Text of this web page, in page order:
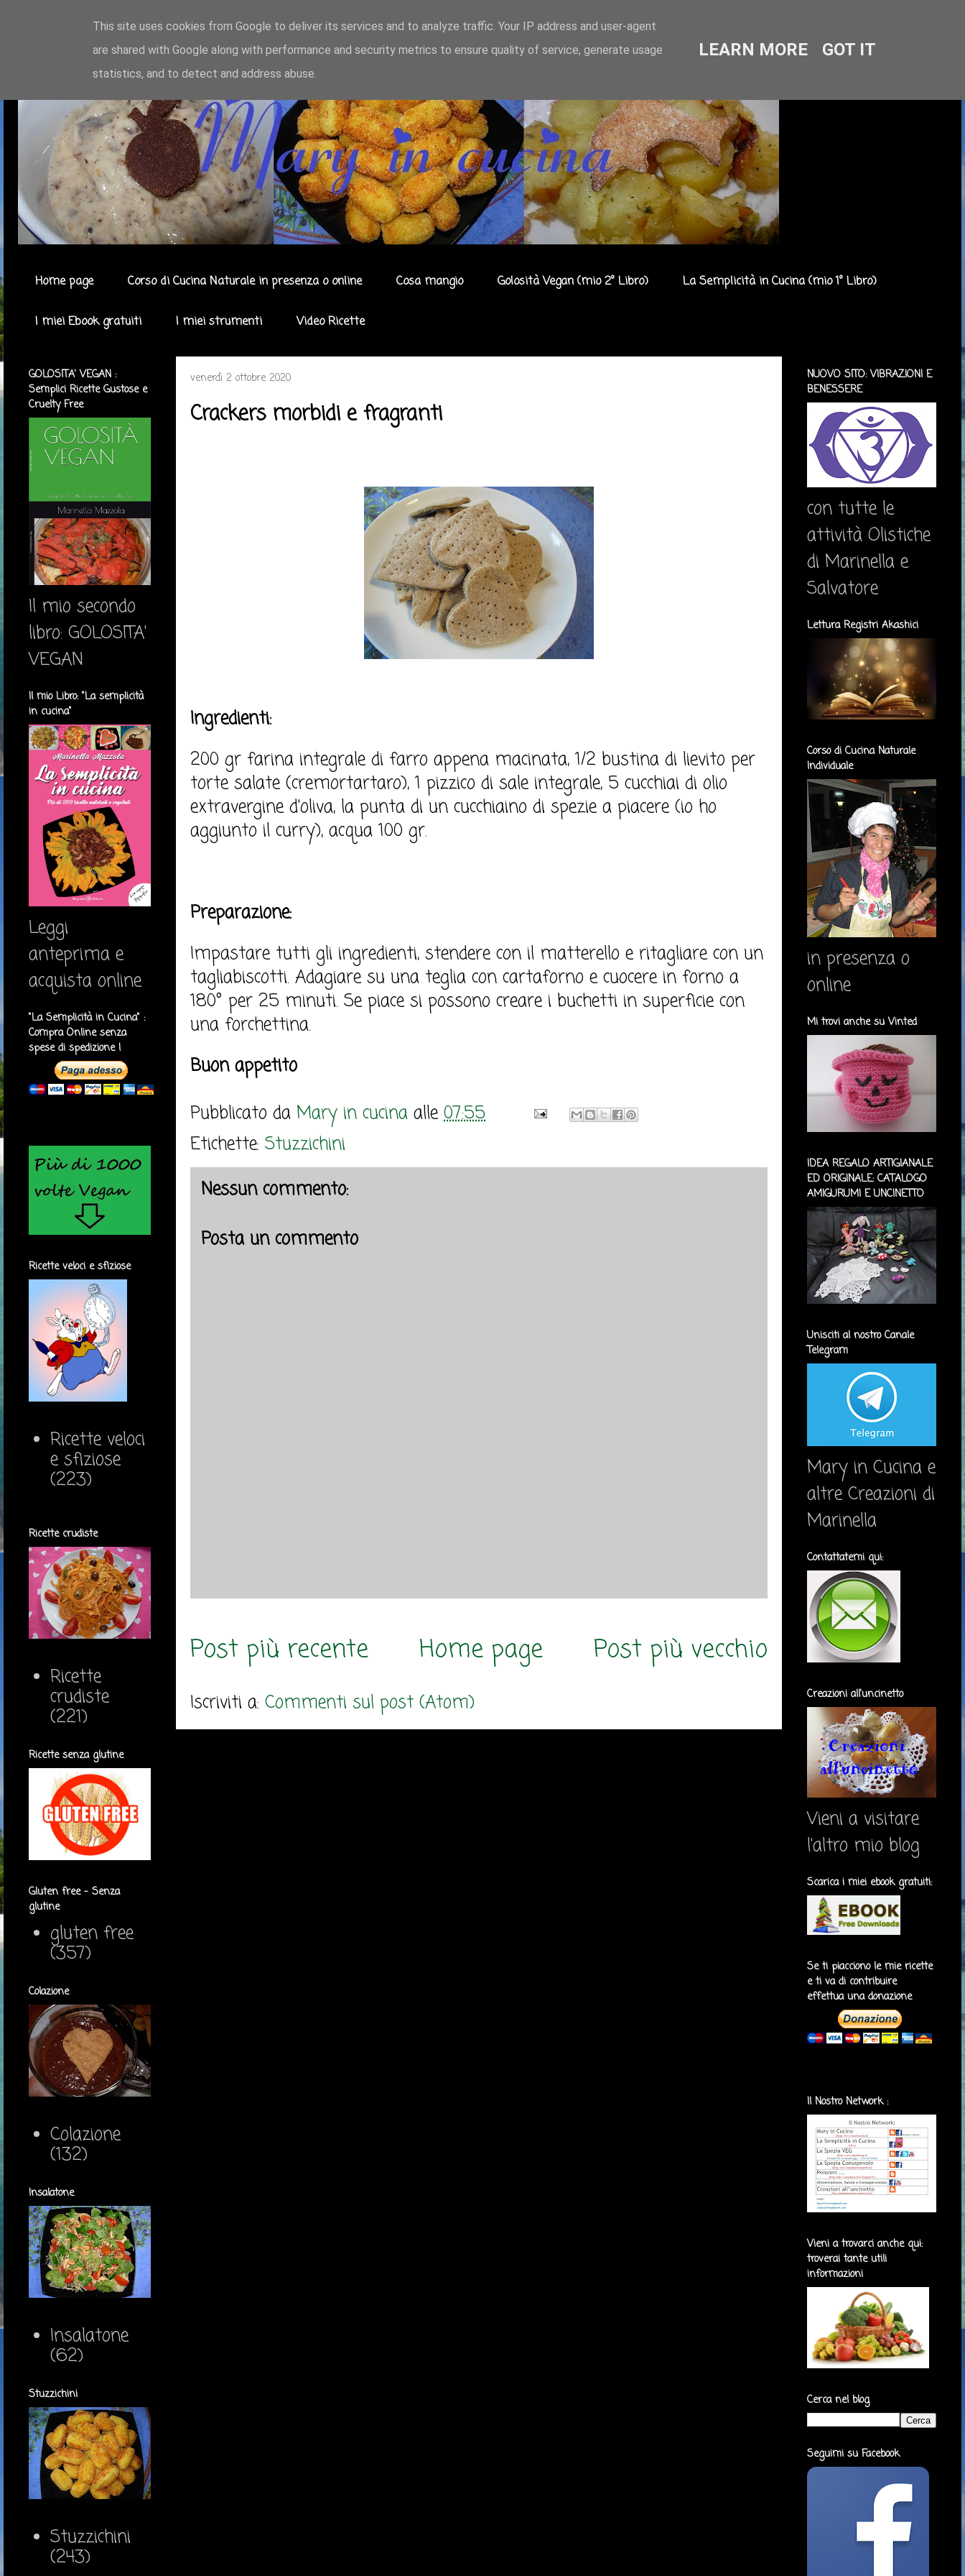
Home page Corso di Cucina Naturale in presenza o online Cosa mangio Golosità Vegan (mio 2° Libro) La Semplicità in Cucina (mio 1° Libro)
I miei Ebook gratuiti I miei strumenti Video Ricette
venerdì 2 ottobre 2020
Crackers morbidi e fragranti
Ingredienti:
200 gr farina integrale di farro appena macinata, 1/2 bustina di lievito per
torte salate (cremortartaro), 1 pizzico di sale integrale, 5 cucchiai di olio
extravergine d'oliva, la punta di un cucchiaino di spezie a piacere (io ho
aggiunto il curry), acqua 100 gr.
Preparazione:
Impastare tutti gli ingredienti, stendere con il matterello e ritagliare con un
tagliabiscotti. Adagiare su una teglia con cartaforno e cuocere in forno a
180° per 25 minuti. Se piace si possono creare i buchetti in superficie con
una forchettina.
Buon appetito
Pubblicato da Mary in cucina alle 07:55
Etichette: Stuzzichini
Nessun commento:
Posta un commento
Post più recente Post più vecchio
Home page
Iscriviti a: Commenti sul post (Atom)
GOLOSITA' VEGAN :
Semplici Ricette Gustose e
Cruelty Free
Il mio secondo
libro: GOLOSITA'
VEGAN
Il mio Libro: "La semplicità
in cucina"
Leggi
anteprima e
acquista online
"La Semplicità in Cucina" :
Compra Online senza
spese di spedizione !
Ricette veloci e sfiziose
Ricette veloci
e sfiziose
(223)
Ricette crudiste
Ricette
crudiste
(221)
Ricette senza glutine
Gluten free - Senza
glutine
gluten free
(357)
Colazione
Colazione
(132)
Insalatone
Insalatone
(62)
Stuzzichini
Stuzzichini
(243)
NUOVO SITO: VIBRAZIONI E
BENESSERE
con tutte le
attività Olistiche
di Marinella e
Salvatore
Lettura Registri Akashici
Corso di Cucina Naturale
Individuale
in presenza o
online
Mi trovi anche su Vinted
IDEA REGALO ARTIGIANALE
ED ORIGINALE: CATALOGO
AMIGURUMI E UNCINETTO
Unisciti al nostro Canale
Telegram
Mary in Cucina e
altre Creazioni di
Marinella
Contattatemi qui:
Creazioni all'uncinetto
Vieni a visitare
l'altro mio blog
Scarica i miei ebook gratuiti:
Se ti piacciono le mie ricette
e ti va di contribuire
effettua una donazione
Il Nostro Network :
Vieni a trovarci anche qui:
troverai tante utili
informazioni
Cerca nel blog
Seguimi su Facebook
This site uses cookies from Google to deliver its services and to analyze traffic. Your IP address and user-agent
are shared with Google along with performance and security metrics to ensure quality of service, generate usage
statistics, and to detect and address abuse.
LEARN MORE GOT IT